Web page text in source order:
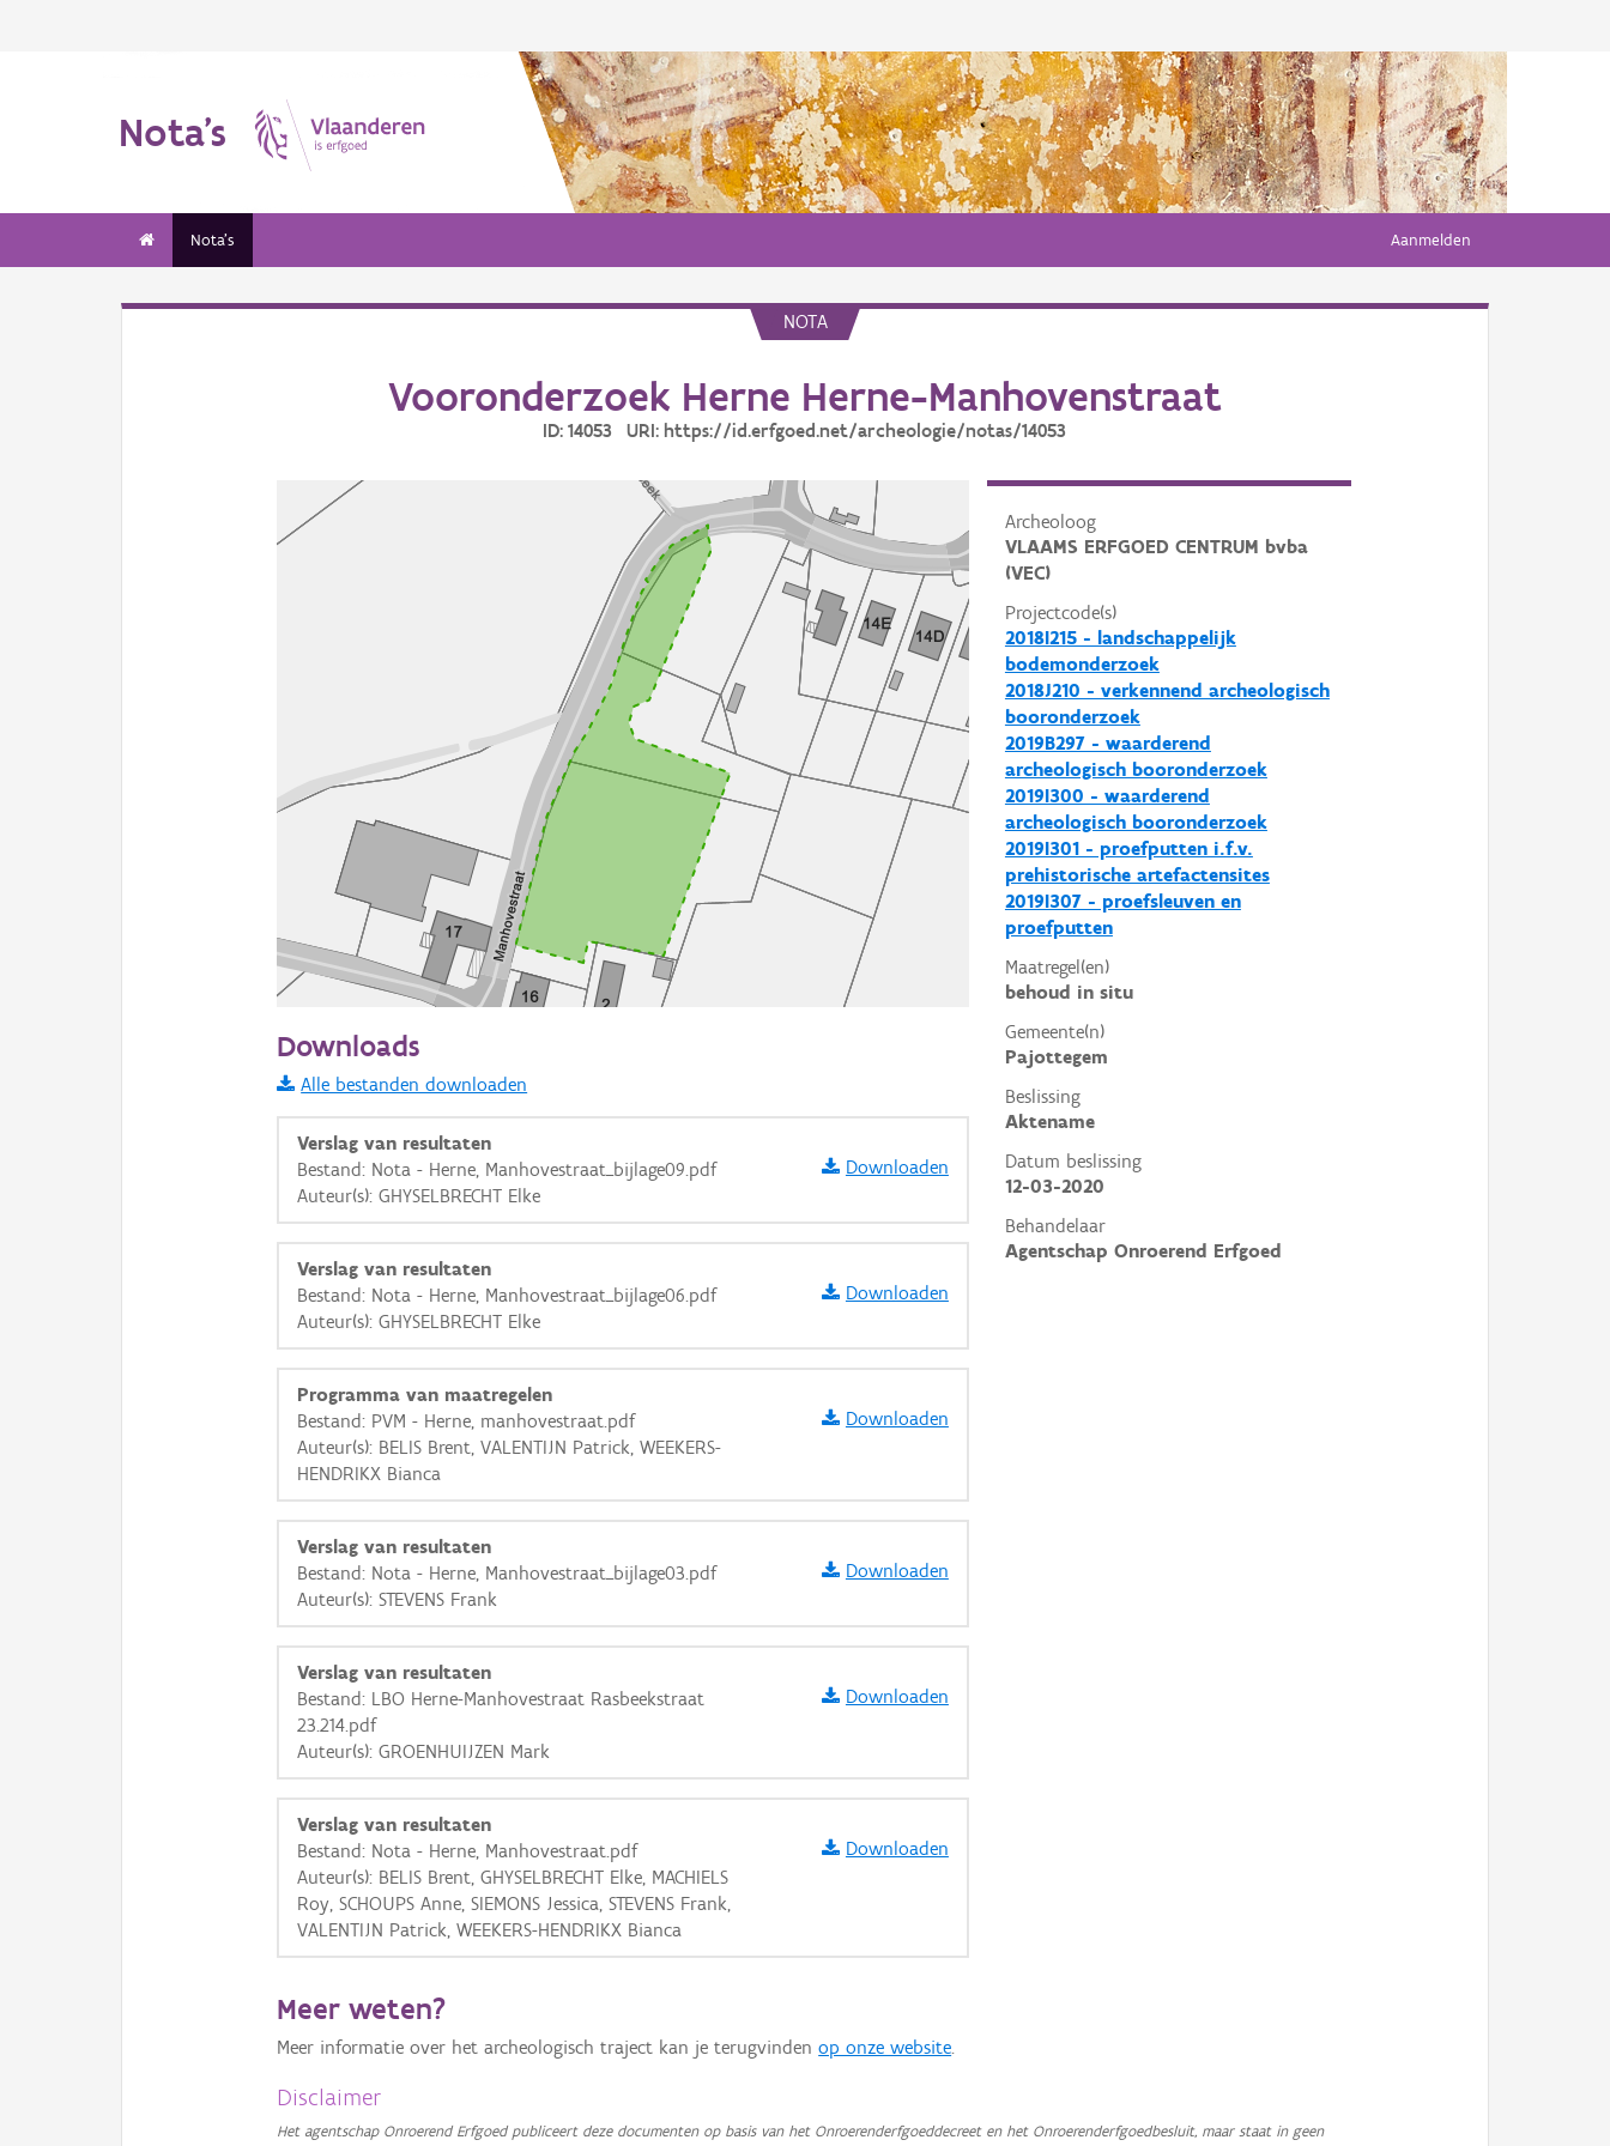
Nota's
Nota's Aanmelden
NOTA
Vooronderzoek Herne Herne-Manhovenstraat
ID: 14053 URI: https://id.erfgoed.net/archeologie/notas/14053
Archeoloog
VLAAMS ERFGOED CENTRUM bvba
(VEC)
Projectcode(s)
2018I215 - landschappelijk
bodemonderzoek
2018J210 - verkennend archeologisch
booronderzoek
2019B297 - waarderend
archeologisch booronderzoek
2019I300 - waarderend
archeologisch booronderzoek
2019I301 - proefputten i.f.v.
prehistorische artefactensites
2019I307 - proefsleuven en
proefputten
Maatregel(en)
behoud in situ
Gemeente(n)
Pajottegem
Beslissing
Aktename
Datum beslissing
12-03-2020
Behandelaar
Agentschap Onroerend Erfgoed
Informatie Vlaanderen
i
+ −
OSM-Basiskaart
Ortho
GRB-Basiskaart
GRB-Basiskaart in grijswaarden
Downloads
Alle bestanden downloaden
Verslag van resultaten
Bestand: Nota - Herne, Manhovestraat_bijlage09.pdf
Auteur(s): GHYSELBRECHT Elke
Downloaden
Verslag van resultaten
Bestand: Nota - Herne, Manhovestraat_bijlage06.pdf
Auteur(s): GHYSELBRECHT Elke
Downloaden
Programma van maatregelen
Bestand: PVM - Herne, manhovestraat.pdf
Auteur(s): BELIS Brent, VALENTIJN Patrick, WEEKERS-
HENDRIKX Bianca
Downloaden
Verslag van resultaten
Bestand: Nota - Herne, Manhovestraat_bijlage03.pdf
Auteur(s): STEVENS Frank
Downloaden
Verslag van resultaten
Bestand: LBO Herne-Manhovestraat Rasbeekstraat
23.214.pdf
Auteur(s): GROENHUIJZEN Mark
Downloaden
Verslag van resultaten
Bestand: Nota - Herne, Manhovestraat.pdf
Auteur(s): BELIS Brent, GHYSELBRECHT Elke, MACHIELS
Roy, SCHOUPS Anne, SIEMONS Jessica, STEVENS Frank,
VALENTIJN Patrick, WEEKERS-HENDRIKX Bianca
Downloaden
Meer weten?
Meer informatie over het archeologisch traject kan je terugvindenop onze website.
Disclaimer
Het agentschap Onroerend Erfgoed publiceert deze documenten op basis van het Onroerenderfgoeddecreet en het Onroerenderfgoedbesluit, maar staat in geen